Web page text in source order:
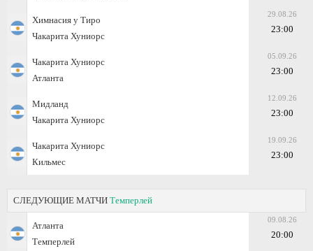
Химнасия у Тиро
Чакарита Хуниорс
29.08.26
23:00
Чакарита Хуниорс
Атланта
05.09.26
23:00
Мидланд
Чакарита Хуниорс
12.09.26
23:00
Чакарита Хуниорс
Кильмес
19.09.26
23:00
СЛЕДУЮЩИЕ МАТЧИ Темперлей
Атланта
Темперлей
09.08.26
20:00